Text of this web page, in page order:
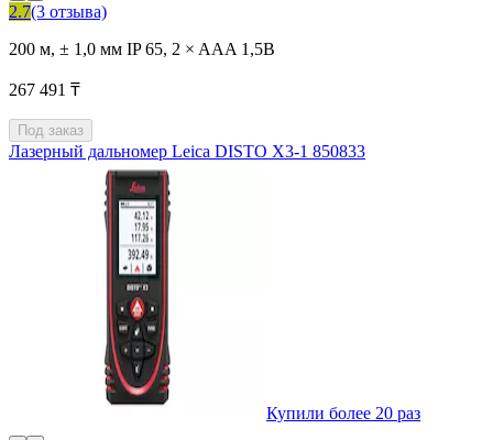
2.7(3 отзыва)
200 м, ± 1,0 мм IP 65, 2 × AAA 1,5В
267 491 ₸
Под заказ
Лазерный дальномер Leica DISTO X3-1 850833
Купили более 20 раз